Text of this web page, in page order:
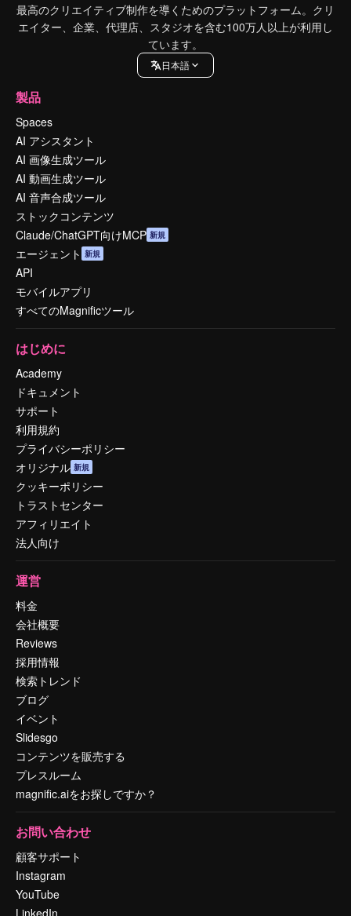
最高のクリエイティブ制作を導くためのプラットフォーム。クリ
エイター、企業、代理店、スタジオを含む100万人以上が利用し
ています。
日本語
製品
Spaces
AI アシスタント
AI 画像生成ツール
AI 動画生成ツール
AI 音声合成ツール
ストックコンテンツ
Claude/ChatGPT向けMCP 新規
エージェント 新規
API
モバイルアプリ
すべてのMagnificツール
はじめに
Academy
ドキュメント
サポート
利用規約
プライバシーポリシー
オリジナル 新規
クッキーポリシー
トラストセンター
アフィリエイト
法人向け
運営
料金
会社概要
Reviews
採用情報
検索トレンド
ブログ
イベント
Slidesgo
コンテンツを販売する
プレスルーム
magnific.aiをお探しですか？
お問い合わせ
顧客サポート
Instagram
YouTube
LinkedIn